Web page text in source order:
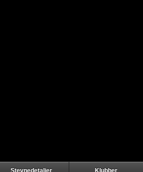
Stevnedetaljer Klubber